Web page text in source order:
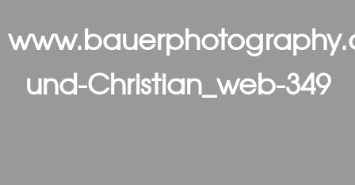
und-Christian_web-349